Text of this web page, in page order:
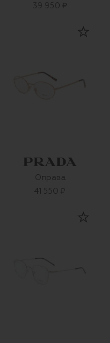
39 950 ₽
Оправа
41 550 ₽